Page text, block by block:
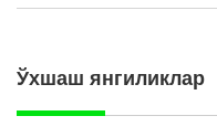
Ўхшаш янгиликлар